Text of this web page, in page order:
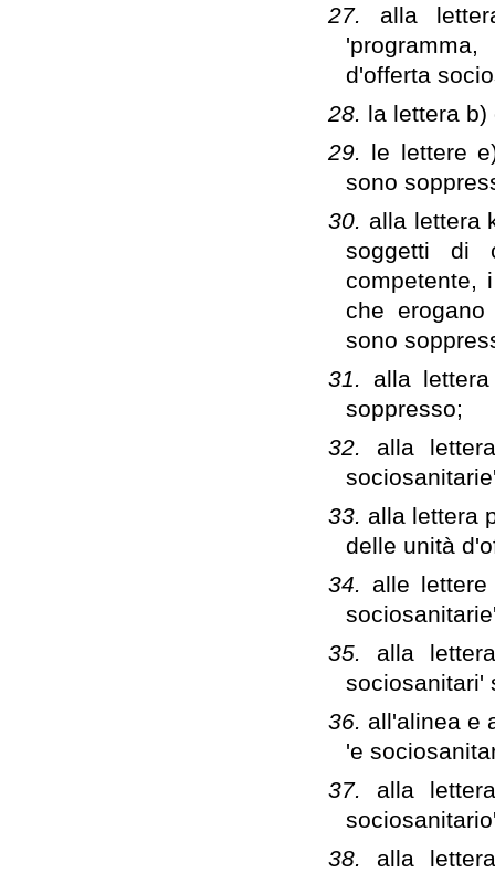
27. alla
d'offerta
28. la lettera
29. le lettere
sono
30. alla lettera
soggetti di
competente,
che
sono
31. alla
soppresso;
32. alla
33. alla lettera
delle unità
34. alle
35. alla
sociosanitari'
36. all'alinea e
'e
37. alla
38. alla